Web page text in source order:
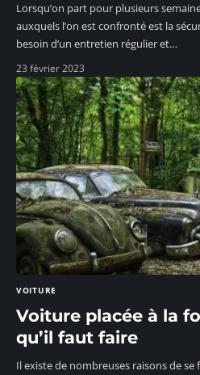
Lorsqu’on part pour plusieurs
auxquels l’on est confronté est la
besoin d’un entretien régulier et…
23 février 2023
VOITURE
Voiture placée à la
qu’il faut faire
Il existe de nombreuses raisons de